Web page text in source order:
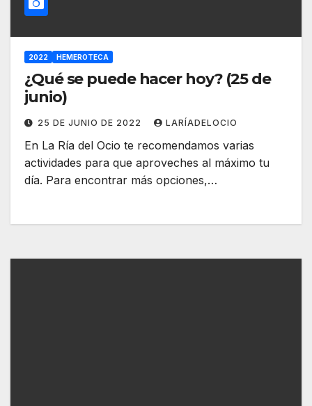
2022 HEMEROTECA
¿Qué se puede hacer hoy? (25 de
junio)
25 DE JUNIO DE 2022 LARÍADELOCIO
En La Ría del Ocio te recomendamos varias
actividades para que aproveches al máximo tu
día. Para encontrar más opciones,…